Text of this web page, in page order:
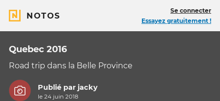
NOTOS
Se connecter
Essayez gratuitement !
Quebec 2016
Road trip dans la Belle Province
Publié par jacky
le 24 juin 2018